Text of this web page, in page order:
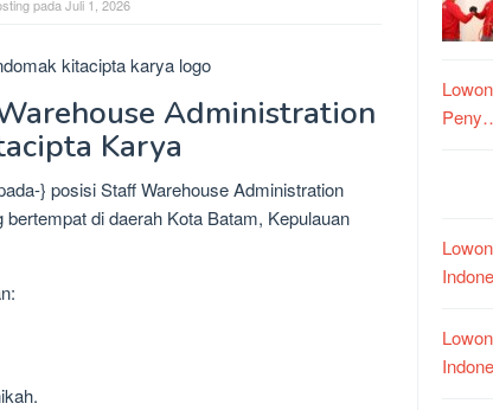
pada Juli 1, 2026
Administration
Karya
} posisi Staff Warehouse Administration
di daerah Kota Batam, Kepulauan